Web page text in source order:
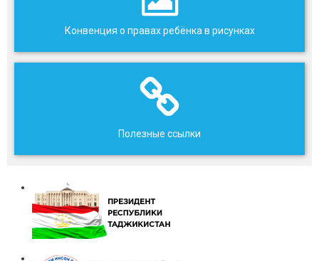
Конвенция о правах ребёнка в рисунках
Полезные ссылки